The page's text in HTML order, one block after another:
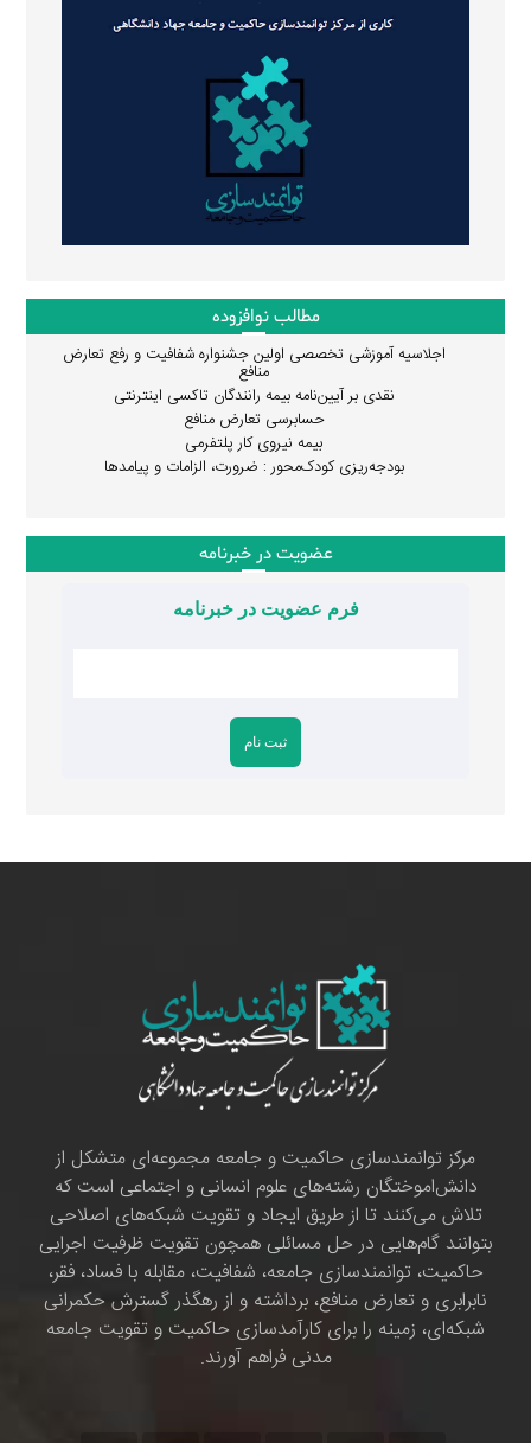
مطالب نوافزوده
اجلاسیه آموزشی تخصصی اولین جشنواره شفافیت و رفع تعارض
منافع
نقدی بر آیین‌نامه بیمه رانندگان تاکسی اینترنتی
حسابرسی تعارض منافع
بیمه نیروی کار پلتفرمی
بودجه‌ریزی کودک‌محور : ضرورت، الزامات و پیامدها
عضویت در خبرنامه
فرم عضویت در خبرنامه
مرکز توانمندسازی حاکمیت و جامعه مجموعه‌ای متشکل از
دانش‌اموختگان رشته‌های علوم انسانی و اجتماعی است که
تلاش می‌کنند تا از طریق ایجاد و تقویت شبکه‌های اصلاحی
بتوانند گام‌هایی در حل مسائلی همچون تقویت ظرفیت اجرایی
حاکمیت، توانمندسازی جامعه، شفافیت، مقابله با فساد، فقر،
نابرابری و تعارض منافع، برداشته و از رهگذر گسترش حکمرانی
شبکه‌ای، زمینه را برای کارآمدسازی حاکمیت و تقویت جامعه
مدنی فراهم آورند.